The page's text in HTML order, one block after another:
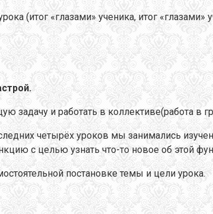
(итог «глазами» ученика, итог «глазами»
задачу и работать в коллективе(работа в
четырёх уроков мы занимались
с целью узнать что-то новое об этой
постановке темы и цели урока.